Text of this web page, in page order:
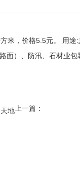
米，价格5.5元。 用途:
面）、防汛、石材业
上一篇：
地